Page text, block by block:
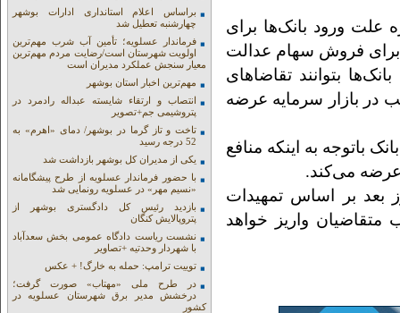
علت ورود بانک‌ها برای
برای فروش سهام عدالت
بتوانند تقاضاهای
در بازار سرمایه عرضه
باتوجه به اینکه منافع
می‌کند.
بعد بر اساس تمهیدات
واریز خواهد
براساس اعلام استانداری ادارات بوشهر
چهارشنبه تعطیل شد
فرماندار عسلویه؛ تأمین آب شرب مهم‌ترین
اولویت شهرستان است/رضایت مردم مهم‌ترین
معیار سنجش عملکرد مدیران است
مهم‌ترین اخبار استان بوشهر
انتصاب و ارتقاء شایسته عبداله رادمرد در
پتروشیمی جم+تصویر
تاخت و تاز گرما در بوشهر/ دمای «اهرم» به
52 درجه رسید
یکی از مدیران کل بوشهر بازداشت شد
با حضور فرماندار عسلویه از طرح پیشگامانه
«نسیم مهر» در عسلویه رونمایی شد
بازدید رئیس کل دادگستری بوشهر از
پتروپالایش کنگان
نشست ریاست دادگاه عمومی بخش سعدآباد
با شهردار وحدتیه +تصاویر
توییت ترامپ: حمله به خارگ! + عکس
در طرح ملی «مهتاب» صورت گرفت؛
درخشش مدیر برق شهرستان عسلویه در
کشور